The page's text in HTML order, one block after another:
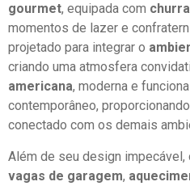
gourmet, equipada com
momentos de lazer e
projetado para integrar o
criando uma atmosfera
americana, moderna e
contemporâneo,
conectado com os demais
Além de seu design impecável,
vagas de garagem,